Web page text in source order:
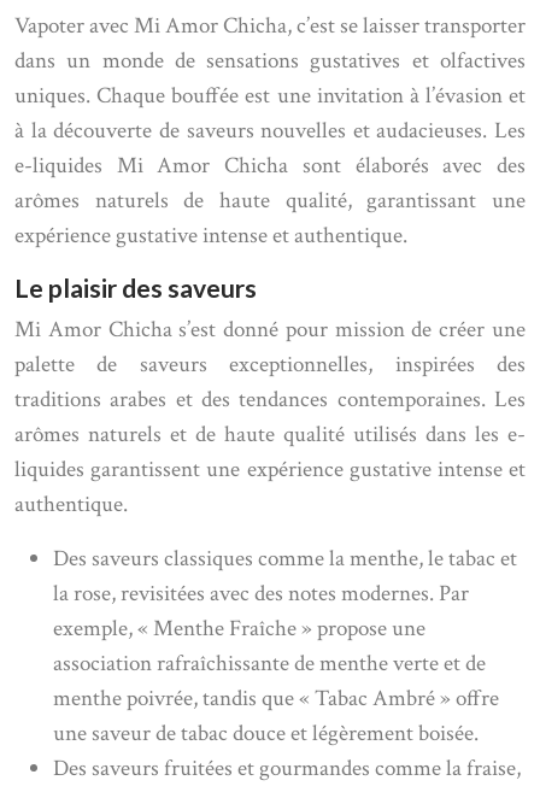
Vapoter avec Mi Amor Chicha, c’est se laisser transporter
dans un monde de sensations gustatives et olfactives
uniques. Chaque bouffée est une invitation à l’évasion et
à la découverte de saveurs nouvelles et audacieuses. Les
e-liquides Mi Amor Chicha sont élaborés avec des
arômes naturels de haute qualité, garantissant une
expérience gustative intense et authentique.
Le plaisir des saveurs
Mi Amor Chicha s’est donné pour mission de créer une
palette de saveurs exceptionnelles, inspirées des
traditions arabes et des tendances contemporaines. Les
arômes naturels et de haute qualité utilisés dans les e-
liquides garantissent une expérience gustative intense et
authentique.
Des saveurs classiques comme la menthe, le tabac et
la rose, revisitées avec des notes modernes. Par
exemple, « Menthe Fraîche » propose une
association rafraîchissante de menthe verte et de
menthe poivrée, tandis que « Tabac Ambré » offre
une saveur de tabac douce et légèrement boisée.
Des saveurs fruitées et gourmandes comme la fraise,